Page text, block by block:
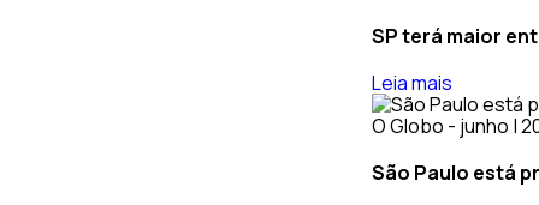
SP terá maior
Leia mais
O Globo - junho |
São Paulo está